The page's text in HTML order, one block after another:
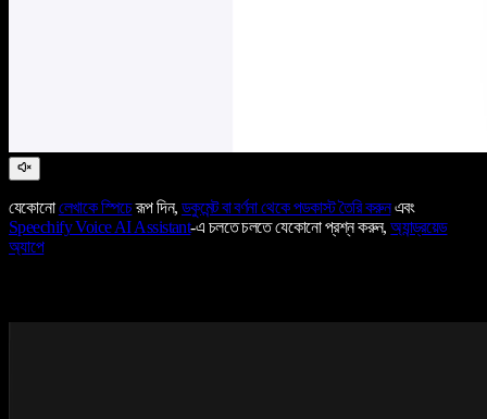
যেকোনোলেখাকে স্পিচেরূপ দিন, ডকুমেন্ট বা বর্ণনা থেকে পডকাস্ট তৈরি করুনএবং
Speechify Voice AI Assistant-এ চলতে চলতে যেকোনো প্রশ্ন করুন,অ্যান্ড্রয়েড
অ্যাপে